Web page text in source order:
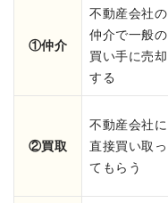
①仲介
不動産会社の
仲介で一般の
買い手に売却
する
②買取
不動産会社に
直接買い取っ
てもらう